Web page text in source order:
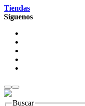
Tiendas
Síguenos
Buscar